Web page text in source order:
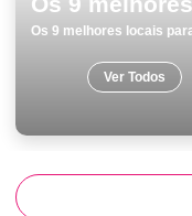
Ver Todos